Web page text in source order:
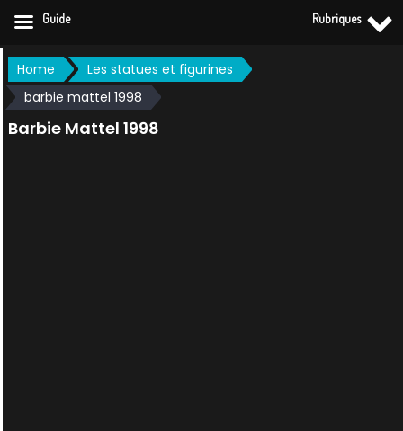
Skip
to
content
Home
Les statues et figurines
barbie mattel 1998
Barbie Mattel 1998
Guide Rubriques